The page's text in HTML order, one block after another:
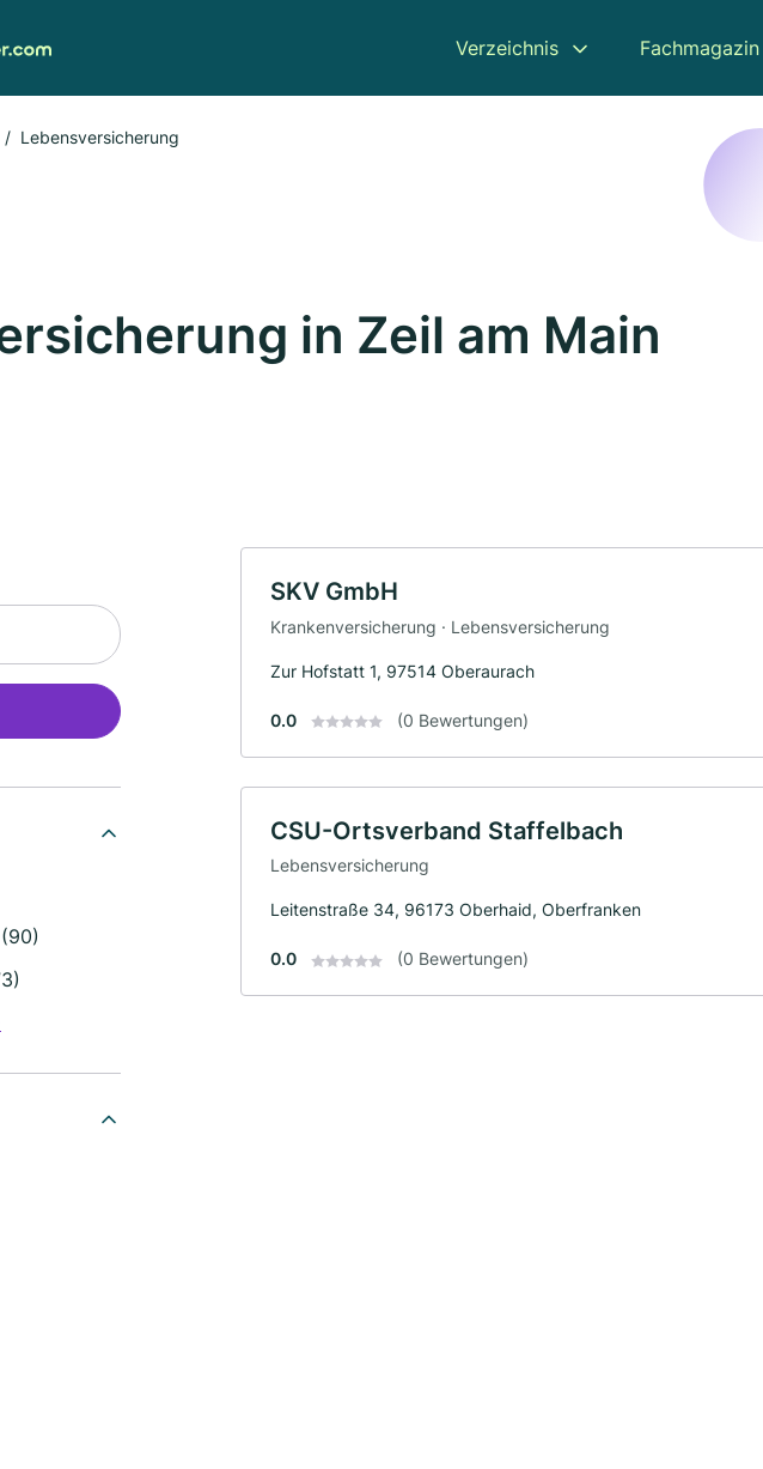
Verzeichnis Fachmagazin
Lebensversicherung
in Zeil am Main
SKV GmbH
Krankenversicherung · Lebensversicherung
Zur Hofstatt 1, 97514 Oberaurach
0.0 (0 Bewertungen)
CSU-Ortsverband Staffelbach
Lebensversicherung
Leitenstraße 34, 96173 Oberhaid, Oberfranken
0.0 (0 Bewertungen)